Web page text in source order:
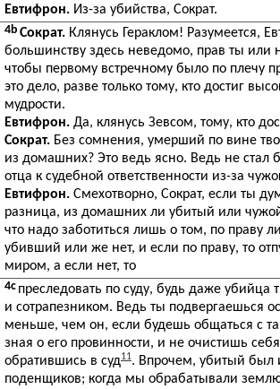
Евтифрон. Из-за убийства, Сократ.
4b Сократ. Клянусь Гераклом! Разумеется,
большинству здесь неведомо, прав ты или
чтобы первому встречному было по плечу
это дело, разве только тому, кто достиг
мудрости.
Евтифрон. Да, клянусь Зевсом, тому, кто
Сократ. Без сомнения, умерший по вине
из домашних? Это ведь ясно. Ведь не стал
отца к судебной ответственности из-за
Евтифрон. Смехотворно, Сократ, если ты
разница, из домашних ли убитый или
что надо заботиться лишь о том, по праву
убивший или же нет, и если по праву, то
миром, а если нет, то
4c преследовать по суду, будь даже
и сотрапезником. Ведь ты подвергаешься
меньше, чем он, если будешь общаться с
зная о его провинности, и не очистишь
обратившись в суд11. Впрочем, убитый был
поденщиков; когда мы обрабатывали